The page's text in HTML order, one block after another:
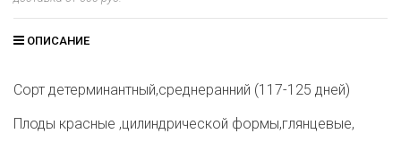
ОПИСАНИЕ
Сорт детерминантный,среднеранний (117-125 дней)
Плоды красные ,цилиндрической формы,глянцевые,